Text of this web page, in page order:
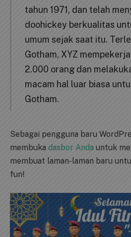
tahun 1971, dan telah
doohickey berkualitas
umum sejak saat itu.
Gotham, XYZ
2.000 orang dan
macam hal luar biasa
Gotham.
Sebagai pengguna baru
membuka dasbor Anda untuk
membuat laman-laman baru
fun!